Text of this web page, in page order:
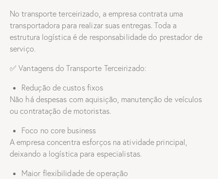
No transporte terceirizado, a empresa contrata uma
transportadora para realizar suas entregas. Toda a
estrutura logística é de responsabilidade do prestador de
serviço.
✅ Vantagens do Transporte Terceirizado:
Redução de custos fixos
Não há despesas com aquisição, manutenção de veículos
ou contratação de motoristas.
Foco no core business
A empresa concentra esforços na atividade principal,
deixando a logística para especialistas.
Maior flexibilidade de operação